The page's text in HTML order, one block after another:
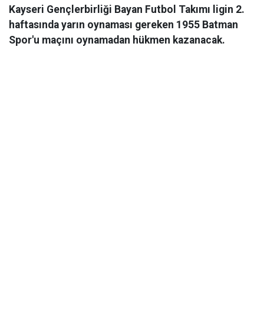
Kayseri Gençlerbirliği Bayan Futbol Takımı ligin 2.
haftasında yarın oynaması gereken 1955 Batman
Spor'u maçını oynamadan hükmen kazanacak.